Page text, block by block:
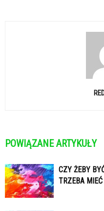
POWIĄZANE ARTYKUŁY
CZY ŻEBY
TRZEBA